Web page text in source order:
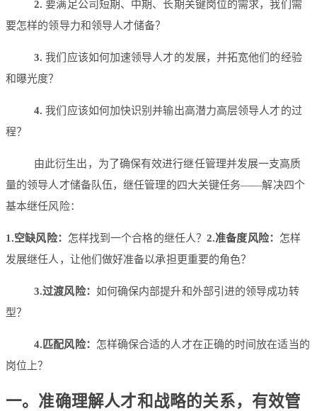
2. 要满足公司短期、中期、长期关键岗位的需求，我们需
要怎样的领导力和领导人才储备？
3. 我们应该如何加速领导人才的发展，并拓宽他们的经验
和曝光度？
4. 我们应该如何加快识别并输出高潜力高层领导人才的过
程？
由此衍生出，为了确保有效进行继任管理并发展一支高质
量的领导人才储备队伍，继任管理的四大关键任务——解决四个
基本继任风险：
1.空缺风险： 怎样找到一个合格的继任人？2.准备度风险： 怎样
发展继任人，让他们做好准备以承担更重要的角色？
3.过渡风险： 如何确保内部提升和外部引进的领导成功转
型？
4.匹配风险： 怎样确保合适的人才在正确的时间放在适当的
岗位上？
一。 准确理解人才和战略的关系，有效管